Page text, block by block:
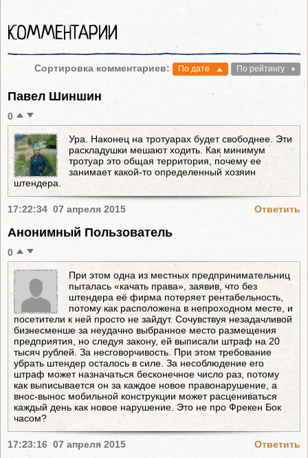
КОММЕНТАРИИ
Сортировка комментариев: По дате По рейтингу
Павел Шиншин
0
Ура. Наконец на тротуарах будет свободнее. Эти
раскладушки мешают ходить. Как минимум
тротуар это общая территория, почему ее
занимает какой-то определенный хозяин
штендера.
17:22:34 07 апреля 2015 Ответить
Анонимный Пользователь
0
При этом одна из местных предпринимательниц
пыталась «качать права», заявив, что без
штендера её фирма потеряет рентабельность,
потому как расположена в непроходном месте, и
посетители к ней просто не зайдут. Сочувствуя незадачливой
бизнесменше за неудачно выбранное место размещения
предприятия, но следуя закону, ей выписали штраф на 20
тысяч рублей. За несговорчивость. При этом требование
убрать штендер осталось в силе. За несоблюдение его
штраф может назначаться бесконечное число раз, потому
как выписывается он за каждое новое правонарушение, а
внос-вынос мобильной конструкции может расцениваться
каждый день как новое нарушение. Это не про Фрекен Бок
часом?
17:23:16 07 апреля 2015 Ответить